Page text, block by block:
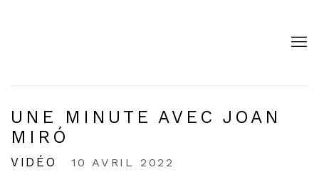
UNE MINUTE AVEC JOAN
MIRÓ
VIDÉO 10 AVRIL 2022